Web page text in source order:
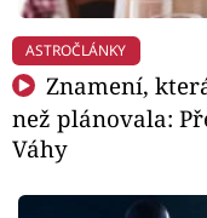
ASTROČLÁNKY
Znamení,
než plánovala:
Váhy